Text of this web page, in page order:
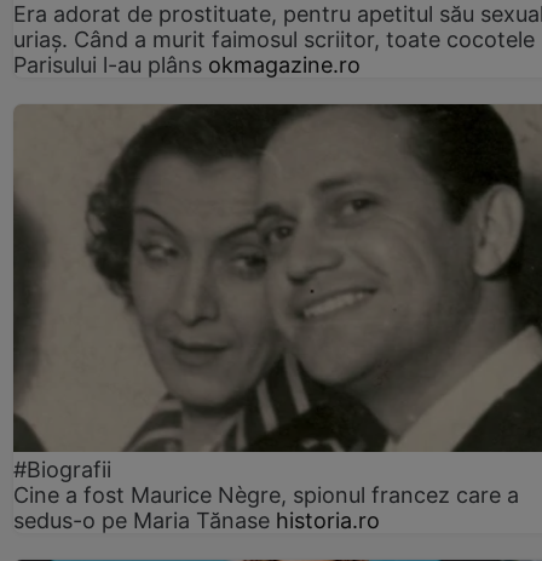
Era adorat de prostituate, pentru apetitul său
uriaș. Când a murit faimosul scriitor, toate cocotele
Parisului l-au plâns okmagazine.ro
#Biografii
Cine a fost Maurice Nègre, spionul francez care a
sedus-o pe Maria Tănase historia.ro